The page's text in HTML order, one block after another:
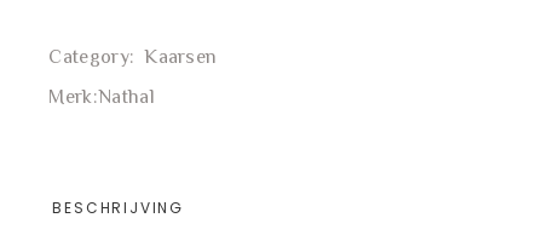
Category: Kaarsen
Merk:Nathal
BESCHRIJVING